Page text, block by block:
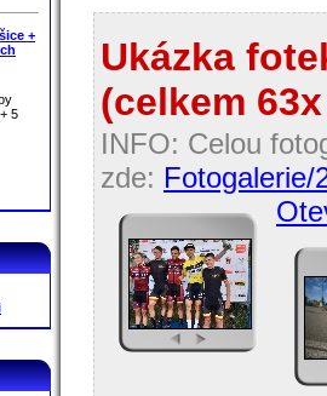
+
5
Ukázka
(celkem
INFO: Celou
zde: Fotogalerie/